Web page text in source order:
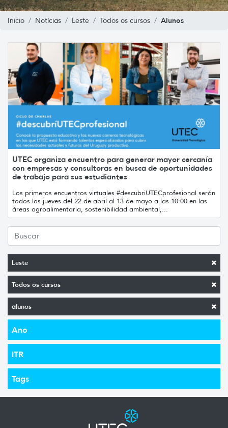
Inicio Notícias Leste Todos os cursos Alunos
Leste
Todos os cursos
alunos
Ano
ITR
Tags
UTEC organiza encuentro para generar mayor cercanía
con empresas y consultoras en busca de oportunidades
de trabajo para sus estudiantes
Los primeros encuentros virtuales #descubriUTECprofesional serán
todos los jueves del 22 de abril al 13 de mayo a las 10:00 en las
áreas agroalimentaria, sostenibilidad ambiental,...